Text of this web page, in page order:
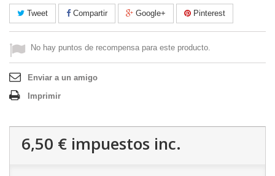
Tweet Compartir Google+ Pinterest
No hay puntos de recompensa para este producto.
Enviar a un amigo
Imprimir
6,50 € impuestos inc.